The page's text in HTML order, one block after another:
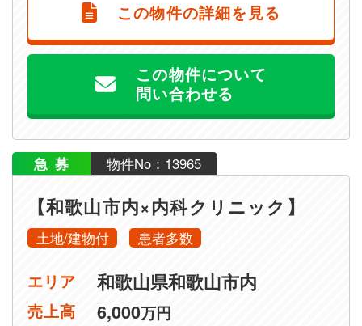
この物件の詳細を見る
この物件について
問い合わせる
急募 物件No：13965
【和歌山市内×内科クリニック】
土地/建物付 患者多数
エリア 和歌山県和歌山市内
売上高 6,000万円